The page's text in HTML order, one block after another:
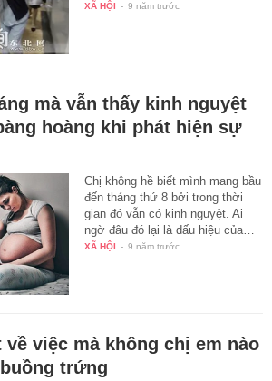
XÃ HỘI - 9 năm trước
mà vẫn thấy kinh nguyệt
hoàng khi phát hiện sự
Chị không hề biết mình mang bầu
đến tháng thứ 8 bởi trong thời
gian đó vẫn có kinh nguyệt. Ai
ngờ đâu đó lại là dấu hiệu của…
XÃ HỘI - 9 năm trước
về việc mà không chị em nào
trứng